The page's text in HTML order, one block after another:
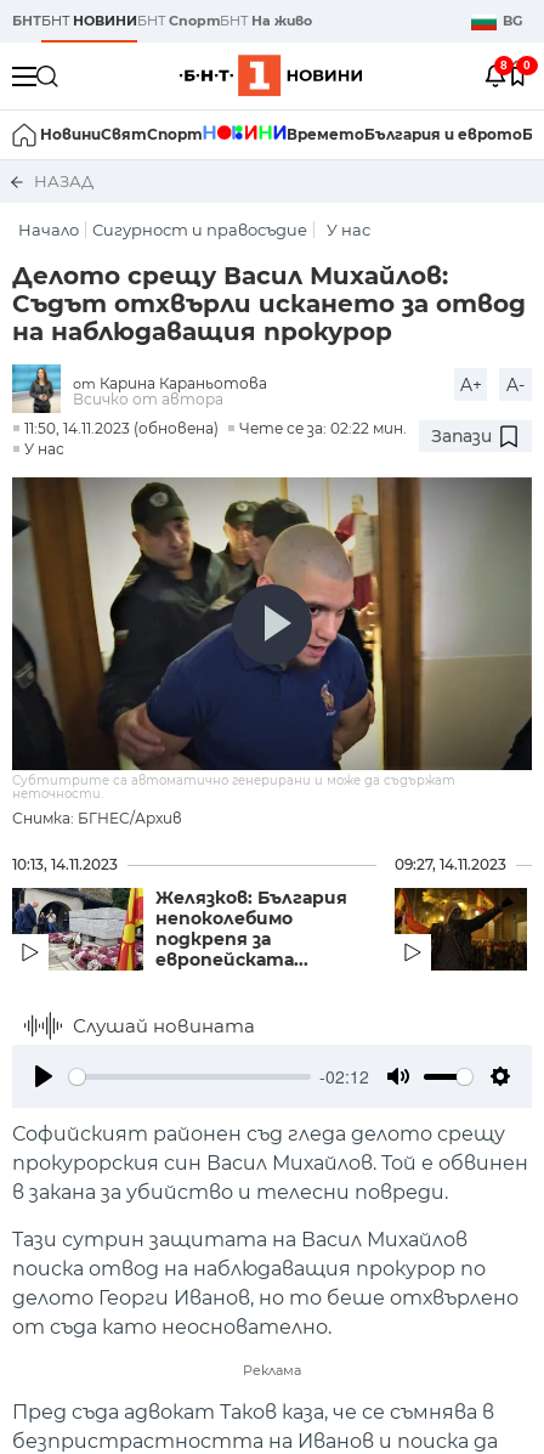
БНТБНТ НОВИНИБНТСпортБНТ На живо BG
8 0
НовиниСвятСпорт ВреметоБългария и еврото
НАЗАД
Начало Сигурност и правосъдие У нас
Делото срещу Васил Михайлов:
Съдът отхвърли искането за отвод
на наблюдаващия прокурор
от Карина Караньотова
Всичко от автора
A+ A-
11:50, 14.11.2023 (обновена)
Чете се за: 02:22 мин.
У нас
Запази
Снимка: БГНЕС/Архив
Субтитрите са автоматично генерирани и може да съдържат
неточности.
10:13, 14.11.2023
Желязков: България
непоколебимо
подкрепя за
европейската...
09:27, 14.11.2023
Слушай новината
-02:12
Софийският районен съд гледа делото срещу
прокурорския син Васил Михайлов. Той е обвинен
в закана за убийство и телесни повреди.
Тази сутрин защитата на Васил Михайлов
поиска отвод на наблюдаващия прокурор по
делото Георги Иванов, но то беше отхвърлено
от съда като неоснователно.
Реклама
Пред съда адвокат Таков каза, че се съмнява в
безпристрастността на Иванов и поиска да